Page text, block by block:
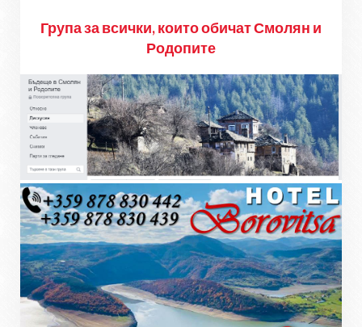
Група за всички, които обичат Смолян и
Родопите